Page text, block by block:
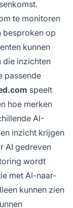
te monitoren
besproken op
kunnen
die inzichten
passende
speelt
hoe merken
AI-
inzicht krijgen
AI gedreven
wordt
met AI-naar-
kunnen zien